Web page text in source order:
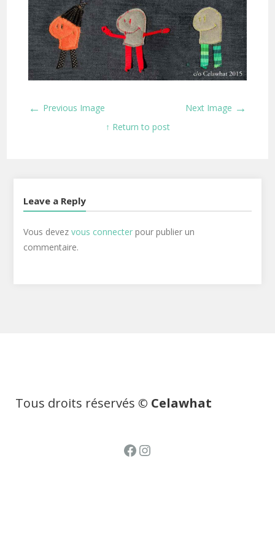
← Previous Image Next Image →
↑ Return to post
Leave a Reply
Vous devez vous connecterpour publier un
commentaire.
Tous droits réservés © Celawhat
Facebook
Instagram